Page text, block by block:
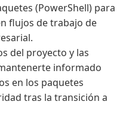
(PowerShell) para
flujos de trabajo de
del proyecto y las
informado
en los paquetes
tras la transición a